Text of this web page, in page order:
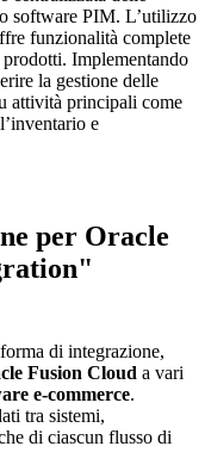
software PIM. L’utilizzo
funzionalità complete
Implementando
la gestione delle
attività principali come
e
per Oracle
di integrazione,
Fusion Cloud a vari
e-commerce.
tra sistemi,
di ciascun flusso di